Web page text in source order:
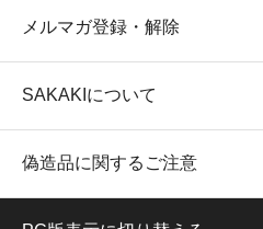
メルマガ登録・解除
SAKAKIについて
偽造品に関するご注意